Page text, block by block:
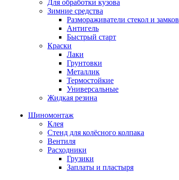
Для обработки кузова
Зимние средства
Размораживатели стекол и замков
Антигель
Быстрый старт
Краски
Лаки
Грунтовки
Металлик
Термостойкие
Универсальные
Жидкая резина
Шиномонтаж
Клея
Стенд для колёсного колпака
Вентиля
Расходники
Грузики
Заплаты и пластыря